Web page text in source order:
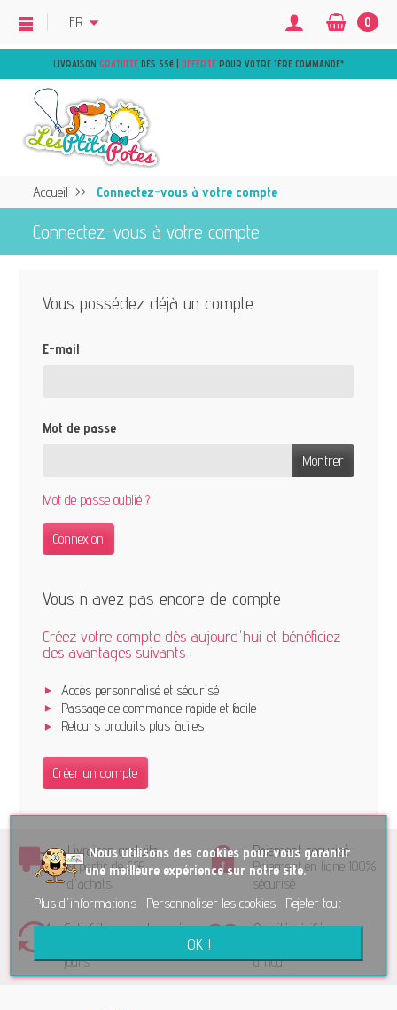
LIVRAISON GRATUITE DÈS 55€ | OFFERTE POUR VOTRE 1ÈRE COMMANDE*
FR 0
Accueil Connectez-vous à votre compte
Connectez-vous à votre compte
Vous possédez déjà un compte
E-mail
Mot de passe
Montrer
Mot de passe oublié ?
Connexion
Vous n'avez pas encore de compte
Créez votre compte dès aujourd'hui et bénéficiez
des avantages suivants :
Accès personnalisé et sécurisé
Passage de commande rapide et facile
Retours produits plus faciles
Créer un compte
Livraison gratuite
A partir de 55€
d'achats
Paiement sécurisé
Paiement en ligne 100%
sécurisé
Satisfait ou remboursé
jours
Qualité vérifiée
amour
Nous utilisons des cookies pour vous garantir
une meilleure expérience sur notre site.
Plus d'informations
Personnaliser les cookies Rejeter tout
OK !